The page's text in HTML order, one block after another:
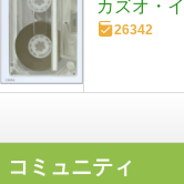
カズオ・
26342
コミュニティ